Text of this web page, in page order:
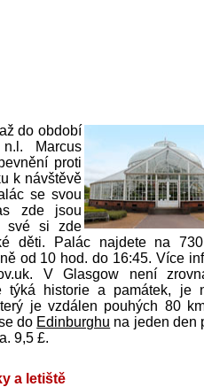
do období
Marcus
proti
k návštěvě
se svou
zde jsou
své si zde
děti. Palác najdete na
od 10 hod. do 16:45. Více
V Glasgow není
týká historie a památek, je
je vzdálen pouhých 80
do Edinburghu na jeden den
9,5 £.
a letiště